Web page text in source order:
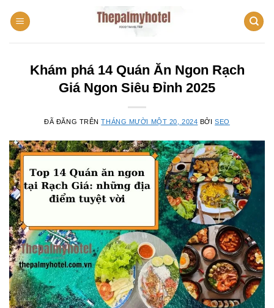
đến
Khám phá 14 Quán Ăn Ngon Rạch
Giá Ngon Siêu Đỉnh 2025
ĐÃ ĐĂNG TRÊNTHÁNG MƯỜI MỘT 20, 2024 BỞISEO